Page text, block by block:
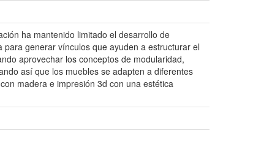
ha mantenido limitado el desarrollo de
generar vínculos que ayuden a estructurar el
aprovechar los conceptos de modularidad,
así que los muebles se adapten a diferentes
madera e impresión 3d con una estética